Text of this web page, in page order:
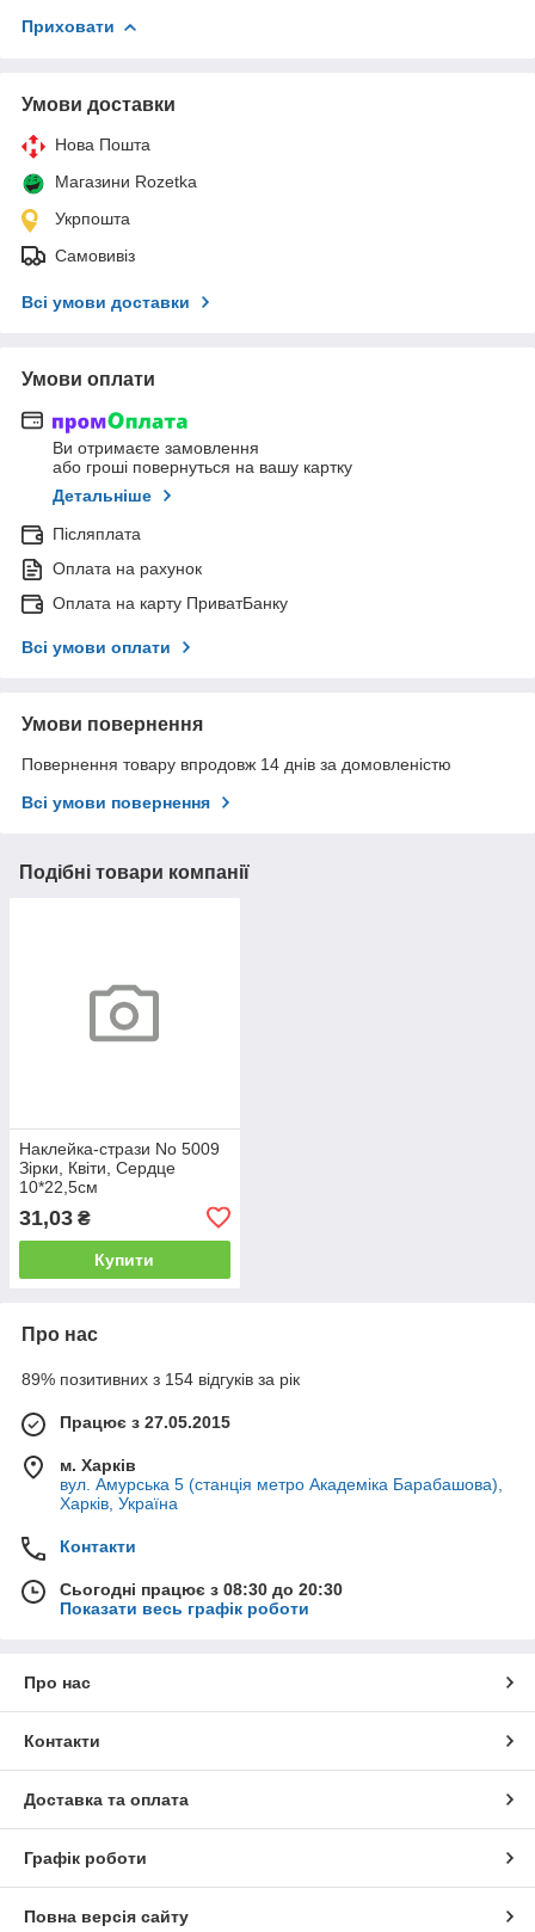
Приховати
Умови доставки
Нова Пошта
Магазини Rozetka
Укрпошта
Самовивіз
Всі умови доставки
Умови оплати
Ви отримаєте замовлення
або гроші повернуться на вашу картку
Детальніше
Післяплата
Оплата на рахунок
Оплата на карту ПриватБанку
Всі умови оплати
Умови повернення
Повернення товару впродовж 14 днів за домовленістю
Всі умови повернення
Подібні товари компанії
Наклейка-стрази No 5009
Зірки, Квіти, Сердце
10*22,5см
31,03 ₴
Купити
Про нас
89% позитивних з 154 відгуків за рік
Працює з 27.05.2015
м. Харків
вул. Амурська 5 (станція метро Академіка Барабашова),
Харків, Україна
Контакти
Сьогодні працює з 08:30 до 20:30
Показати весь графік роботи
Про нас
Контакти
Доставка та оплата
Графік роботи
Повна версія сайту